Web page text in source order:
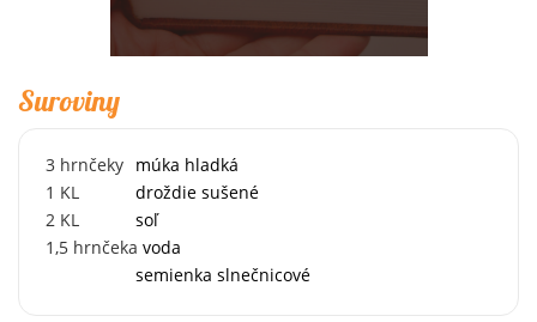
Suroviny
3 hrnčeky múka hladká
1 KL
droždie sušené
2 KL
soľ
1,5 hrnčeka voda
semienka slnečnicové